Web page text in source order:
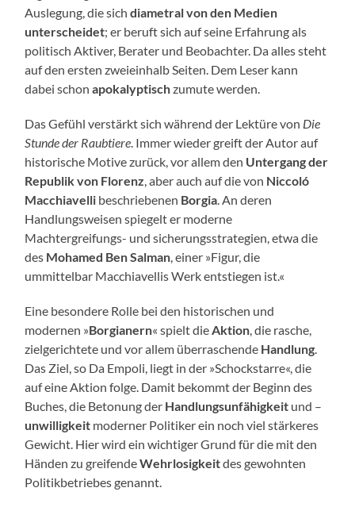
Auslegung, die sichdiametral von den Medien
unterscheidet; er beruft sich auf seine Erfahrung als
politisch Aktiver, Berater und Beobachter. Da alles steht
auf den ersten zweieinhalb Seiten. Dem Leser kann
dabei schonapokalyptischzumute werden.
Das Gefühl verstärkt sich während der Lektüre von Die
Stunde der Raubtiere. Immer wieder greift der Autor auf
historische Motive zurück, vor allem den Untergang der
Republik von Florenz, aber auch auf die von Niccoló
Macchiavelli beschriebenen Borgia. An deren
Handlungsweisen spiegelt er moderne
Machtergreifungs- und sicherungsstrategien, etwa die
des Mohamed Ben Salman, einer »Figur, die
ummittelbar Macchiavellis Werk entstiegen ist.«
Eine besondere Rolle bei den historischen und
modernen »Borgianern« spielt dieAktion, die rasche,
zielgerichtete und vor allem überraschende Handlung.
Das Ziel, so Da Empoli, liegt in der »Schockstarre«, die
auf eine Aktion folge. Damit bekommt der Beginn des
Buches, die Betonung der Handlungsunfähigkeit und –
unwilligkeit moderner Politiker ein noch viel stärkeres
Gewicht. Hier wird ein wichtiger Grund für die mit den
Händen zu greifendeWehrlosigkeitdes gewohnten
Politikbetriebes genannt.